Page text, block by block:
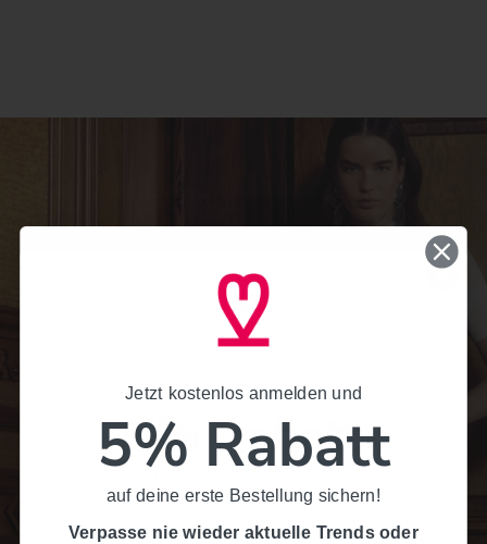
Dirndl Sale
ANSEHEN
Jetzt kostenlos anmelden und
5% Rabatt
Rabattaktionen.
Jetzt kostenlos anmelden und
5% Rabatt
auf deine erste Bestellung sichern!
Verpasse nie wieder aktuelle Trends oder